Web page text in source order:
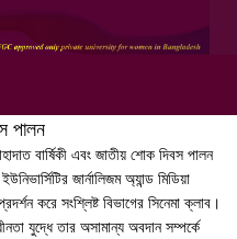
Apply Online
পালন
বার্ষিকী এবং জাতীয় শোক দিবস পালন
জার্নালিজম অ্যান্ড মিডিয়া
করে সংশ্লিষ্ট বিভাগের সিনেমা ক্লাব।
যুদ্ধে তার অসামান্য অবদান সম্পর্কে